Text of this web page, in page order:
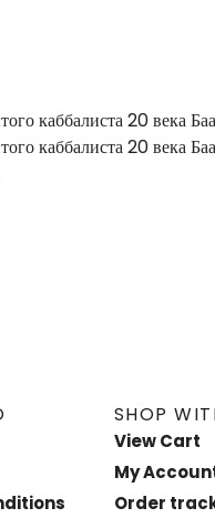
каббалиста 20 века
каббалиста 20 века
SHOP
View Cart
My
Order